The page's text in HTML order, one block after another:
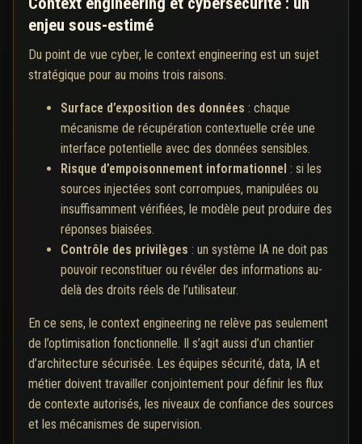
enjeu sous-estimé
Du point de vue cyber, le context engineering est un sujet
stratégique pour au moins trois raisons.
Surface d’exposition des données : chaque
mécanisme de récupération contextuelle crée une
interface potentielle avec des données sensibles.
Risque d’empoisonnement informationnel : si les
sources injectées sont corrompues, manipulées ou
insuffisamment vérifiées, le modèle peut produire des
réponses biaisées.
Contrôle des privilèges : un système IA ne doit pas
pouvoir reconstituer ou révéler des informations au-
delà des droits réels de l’utilisateur.
En ce sens, le context engineering ne relève pas seulement
de l’optimisation fonctionnelle. Il s’agit aussi d’un chantier
d’architecture sécurisée. Les équipes sécurité, data, IA et
métier doivent travailler conjointement pour définir les flux
de contexte autorisés, les niveaux de confiance des sources
et les mécanismes de supervision.